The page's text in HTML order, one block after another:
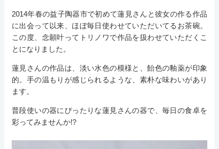
2014年春の益子陶器市で初めて蓮見さんと彼女の作る作品
に出会って以来、ほぼ毎日使わせていただいてるお茶碗。
この度、念願叶ってトリノワで作品を扱わせていただくこ
とになりました。
蓮見さんの作品は、淡い水色の模様と、飴色の釉薬が印象
的。手の温もりが感じられるような、素朴な味わいがあり
ます。
普段使いの器にぴったりな蓮見さんの器で、毎日の食卓を
彩ってみませんか!?